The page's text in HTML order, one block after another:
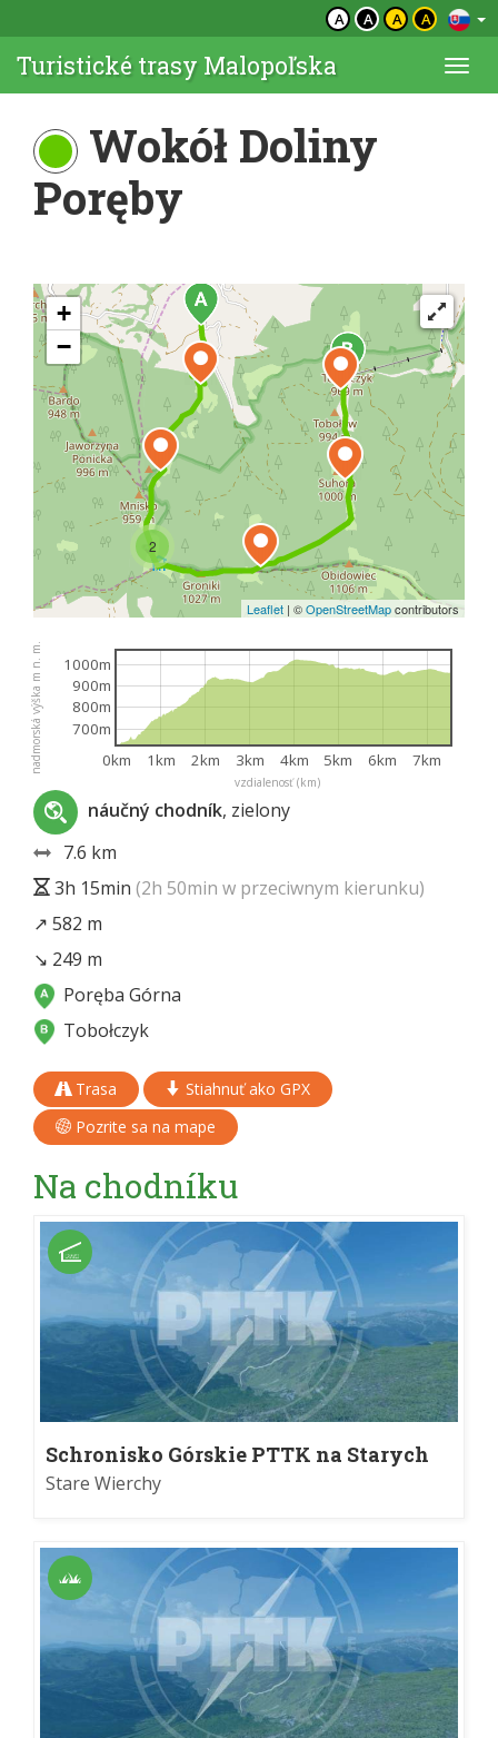
A A A A
Turistické trasy Malopoľska
Wokół Doliny
Poręby
2
+
−
Leaflet | ©OpenStreetMapcontributors
vzdialenosť (km)
nadmorská výška m n. m. 0km 1km 2km 3km 4km 5km 6km 7km
700m
800m
900m
1000m
náučný chodník, zielony
7.6 km
3h 15min (2h 50min w przeciwnym kierunku)
↗ 582 m
↘ 249 m
Poręba Górna
Tobołczyk
Trasa
Stiahnuť ako GPX
Pozrite sa na mape
Na chodníku
Schronisko Górskie PTTK na Starych
Wierchach im. Czesława Trybowskiego
Stare Wierchy